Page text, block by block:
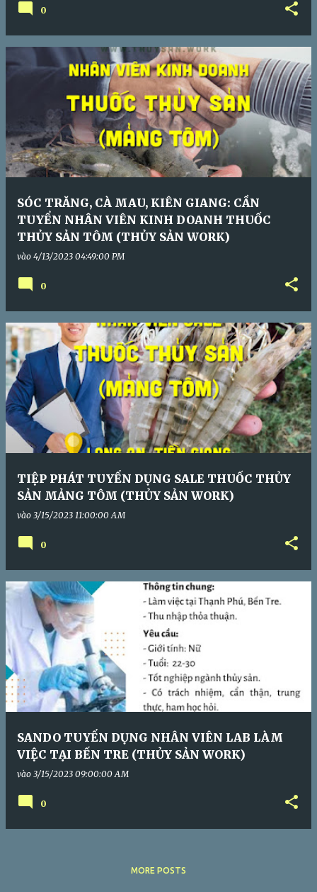
0
SÓC TRĂNG, CÀ MAU, KIÊN GIANG: CẦN
TUYỂN NHÂN VIÊN KINH DOANH THUỐC
THỦY SẢN TÔM (THỦY SẢN WORK)
vào 4/13/2023 04:49:00 PM
0
TIỆP PHÁT TUYỂN DỤNG SALE THUỐC THỦY
SẢN MẢNG TÔM (THỦY SẢN WORK)
vào 3/15/2023 11:00:00 AM
0
SANDO TUYỂN DỤNG NHÂN VIÊN LAB LÀM
VIỆC TẠI BẾN TRE (THỦY SẢN WORK)
vào 3/15/2023 09:00:00 AM
0
MORE POSTS